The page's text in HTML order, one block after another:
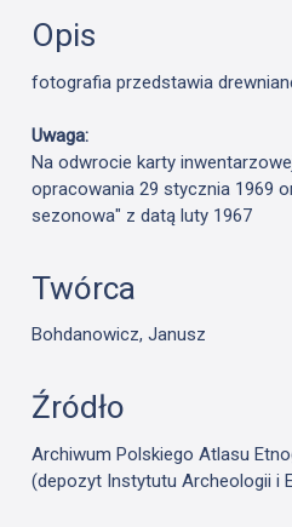
Opis
fotografia przedstawia
Uwaga:
Na odwrocie karty
opracowania 29 stycznia 1969
sezonowa" z datą luty 1967
Twórca
Bohdanowicz, Janusz
Źródło
Archiwum Polskiego Atlasu
(depozyt Instytutu Archeologii i